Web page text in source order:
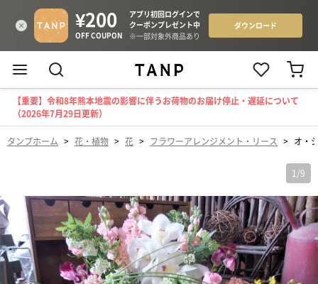
【重要】令和8年熊本地震の影響に伴うお荷物のお届け停止・遅延について
（2026年7月29日更新）
タンプホーム > 花・植物 > 花 > フラワーアレンジメント・リース > オ・
1 /9